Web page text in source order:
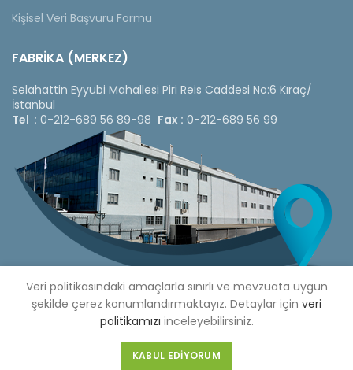
Kişisel Veri Başvuru Formu
FABRİKA (MERKEZ)
Selahattin Eyyubi Mahallesi Piri Reis Caddesi No:6 Kıraç/
İstanbul
Tel : 0-212-689 56 89-98 Fax : 0-212-689 56 99
Copyright © 2020 Çetinkaya Pano |Çetinkaya Pano Fiyat
Listesi
Veri politikasındaki amaçlarla sınırlı ve mevzuata uygun
şekilde çerez konumlandırmaktayız. Detaylar için veri
politikamızı inceleyebilirsiniz.
KABUL EDIYORUM